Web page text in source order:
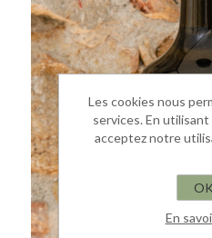
Les cookies nous
services. En
acceptez notre
OK
En